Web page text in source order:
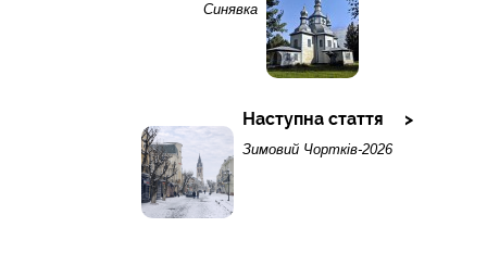
Синявка
Наступна стаття
Зимовий Чортків-2026